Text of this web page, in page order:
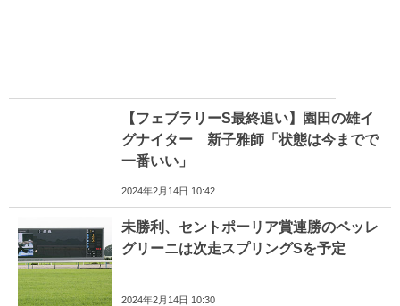
【フェブラリーS最終追い】園田の雄イ
グナイター 新子雅師「状態は今までで
一番いい」
2024年2月14日 10:42
未勝利、セントポーリア賞連勝のペッレ
グリーニは次走スプリングSを予定
2024年2月14日 10:30